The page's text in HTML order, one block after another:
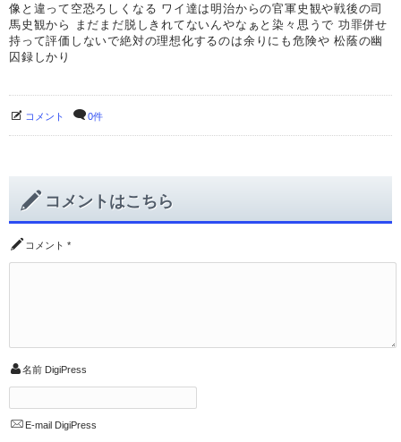
像と違って空恐ろしくなる ワイ達は明治からの官軍史観や戦後の司
馬史観から まだまだ脱しきれてないんやなぁと染々思うで 功罪併せ
持って評価しないで絶対の理想化するのは余りにも危険や 松蔭の幽
囚録しかり
コメント 0件
コメントはこちら
コメント *
名前 DigiPress
E-mail DigiPress